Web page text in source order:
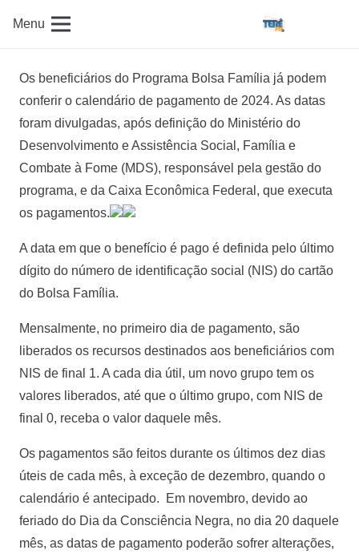
Menu
Os beneficiários do Programa Bolsa Família já podem
conferir o calendário de pagamento de 2024. As datas
foram divulgadas, após definição do Ministério do
Desenvolvimento e Assistência Social, Família e
Combate à Fome (MDS), responsável pela gestão do
programa, e da Caixa Econômica Federal, que executa
os pagamentos.
A data em que o benefício é pago é definida pelo último
dígito do número de identificação social (NIS) do cartão
do Bolsa Família.
Mensalmente, no primeiro dia de pagamento, são
liberados os recursos destinados aos beneficiários com
NIS de final 1. A cada dia útil, um novo grupo tem os
valores liberados, até que o último grupo, com NIS de
final 0, receba o valor daquele mês.
Os pagamentos são feitos durante os últimos dez dias
úteis de cada mês, à exceção de dezembro, quando o
calendário é antecipado. Em novembro, devido ao
feriado do Dia da Consciência Negra, no dia 20 daquele
mês, as datas de pagamento poderão sofrer alterações,